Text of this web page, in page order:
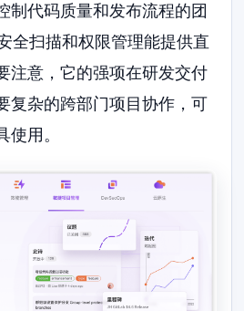
制代码质量和发布流程的团
全扫描和权限管理能提供直
注意，它的强项在研发交付
复杂的跨部门项目协作，可
使用。